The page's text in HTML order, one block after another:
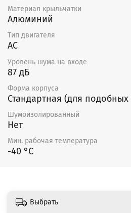
Материал крыльчатки
Алюминий
Тип двигателя
AC
Уровень шума на входе
87 дБ
Форма корпуса
Стандартная (для подобных
Шумоизолированный
Нет
Мин. рабочая температура
-40 °С
Выбрать